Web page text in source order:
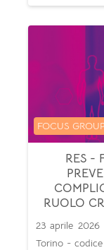
RES -
RUOLO
Categoria di
FOCUS
23 aprile
Torino -